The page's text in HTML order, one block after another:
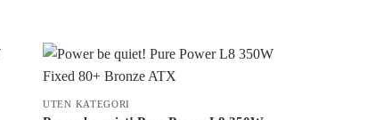
UTEN KATEGORI